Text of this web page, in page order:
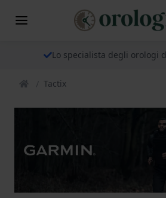
Lo specialista degli orologi
Tactix